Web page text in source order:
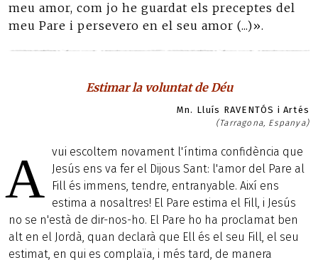
meu amor, com jo he guardat els preceptes del
meu Pare i persevero en el seu amor (...)».
Estimar la voluntat de Déu
Mn. Lluís RAVENTÓS i Artés
(Tarragona, Espanya)
A vui escoltem novament l'íntima confidència que
Jesús ens va fer el Dijous Sant: l'amor del Pare al
Fill és immens, tendre, entranyable. Així ens
estima a nosaltres! El Pare estima el Fill, i Jesús
no se n'està de dir-nos-ho. El Pare ho ha proclamat ben
alt en el Jordà, quan declarà que Ell és el seu Fill, el seu
estimat, en qui es complaïa, i més tard, de manera